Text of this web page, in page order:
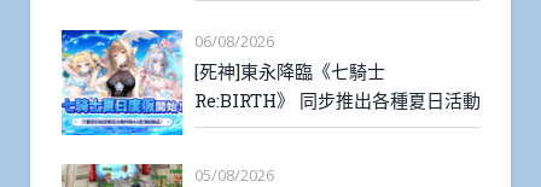
06/08/2026
[死神]東永降臨《七騎士
Re:BIRTH》 同步推出各種夏日活動
05/08/2026